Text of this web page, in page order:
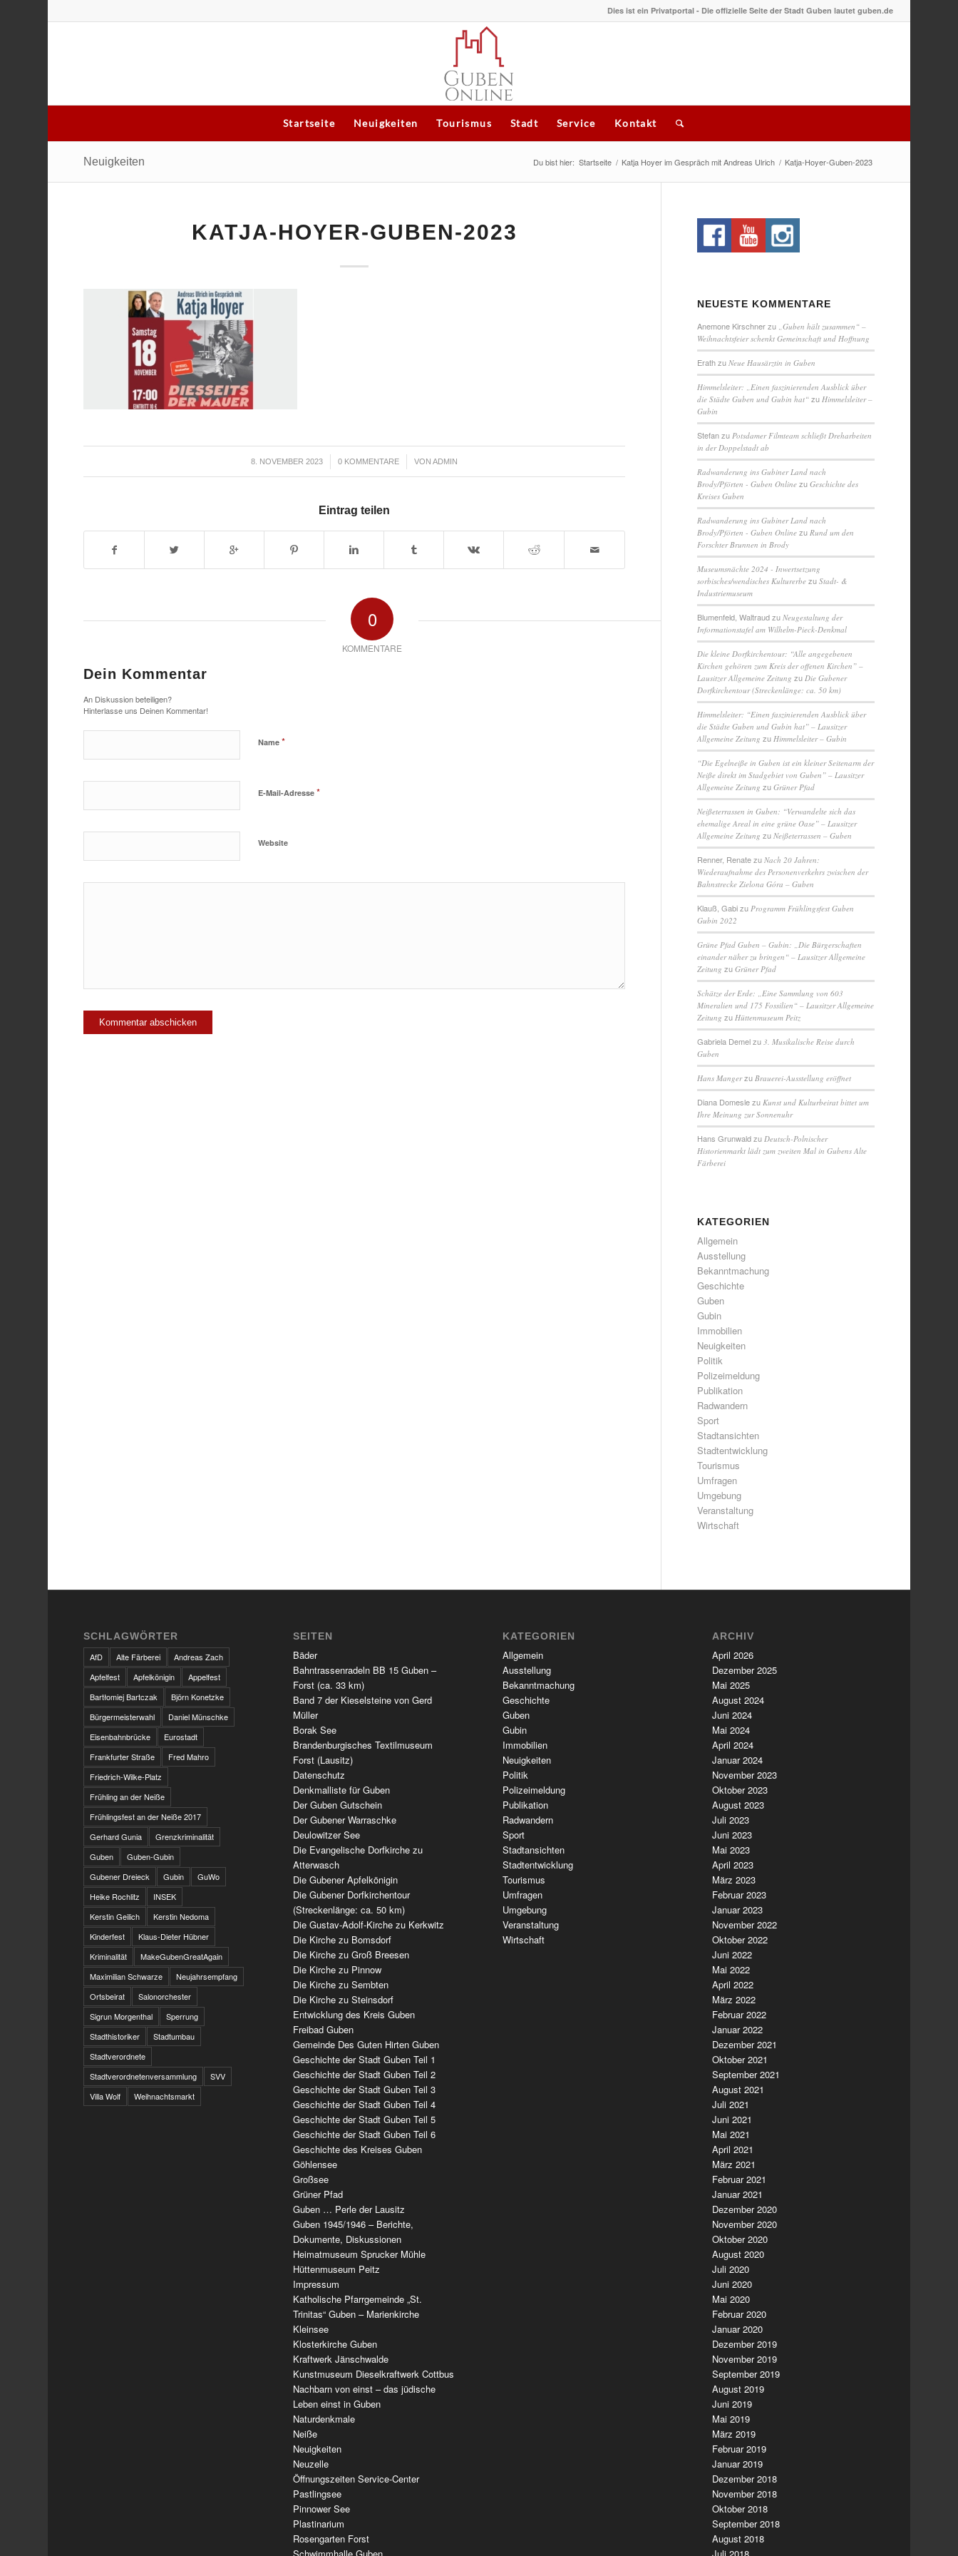
Dies ist ein Privatportal - Die offizielle Seite der Stadt Guben lautet guben.de
Startseite Neuigkeiten Tourismus Stadt Service Kontakt
Neuigkeiten Du bist hier: Startseite / Katja Hoyer im Gespräch mit Andreas Ulrich / Katja-Hoyer-Guben-2023
KATJA-HOYER-GUBEN-2023
8. NOVEMBER 2023
/ 0 KOMMENTARE
/ VONADMIN
Eintrag teilen
0
KOMMENTARE
Dein Kommentar
An Diskussion beteiligen?
Hinterlasse uns Deinen Kommentar!
Name*
E-Mail-Adresse*
Website
NEUESTE KOMMENTARE
Anemone Kirschnerzu „Guben hält zusammen“ –
Weihnachtsfeier schenkt Gemeinschaft und Hoffnung
ErathzuNeue Hausärztin in Guben
Himmelsleiter: „Einen faszinierenden Ausblick über
die Städte Guben und Gubin hat“ zu Himmelsleiter –
Gubin
Stefanzu Potsdamer Filmteam schließt Dreharbeiten
in der Doppelstadt ab
Radwanderung ins Gubiner Land nach
Brody/Pförten - Guben Online zuGeschichte des
Kreises Guben
Radwanderung ins Gubiner Land nach
Brody/Pförten - Guben Online zu Rund um den
Forschter Brunnen in Brody
Museumsnächte 2024 - Inwertsetzung
sorbisches/wendisches Kulturerbe zuStadt- &
Industriemuseum
Blumenfeld, WaltraudzuNeugestaltung der
Informationstafel am Wilhelm-Pieck-Denkmal
Die kleine Dorfkirchentour: “Alle angegebenen
Kirchen gehören zum Kreis der offenen Kirchen” –
Lausitzer Allgemeine Zeitung zu Die Gubener
Dorfkirchentour (Streckenlänge: ca. 50 km)
Himmelsleiter: “Einen faszinierenden Ausblick über
die Städte Guben und Gubin hat” – Lausitzer
Allgemeine Zeitung zu Himmelsleiter – Gubin
“Die Egelneiße in Guben ist ein kleiner Seitenarm der
Neiße direkt im Stadgebiet von Guben” – Lausitzer
Allgemeine Zeitung zuGrüner Pfad
Neißeterrassen in Guben: “Verwandelte sich das
ehemalige Areal in eine grüne Oase” – Lausitzer
Allgemeine Zeitung zuNeißeterrassen – Guben
Renner, RenatezuNach 20 Jahren:
Wiederaufnahme des Personenverkehrs zwischen der
Bahnstrecke Zielona Góra – Guben
Klauß, Gabizu Programm Frühlingsfest Guben
Gubin 2022
Grüne Pfad Guben – Gubin: „Die Bürgerschaften
einander näher zu bringen“ – Lausitzer Allgemeine
Zeitung zuGrüner Pfad
Schätze der Erde: „Eine Sammlung von 603
Mineralien und 175 Fossilien“ – Lausitzer Allgemeine
Zeitung zu Hüttenmuseum Peitz
Gabriela Demelzu 3. Musikalische Reise durch
Guben
Hans Mangerzu Brauerei-Ausstellung eröffnet
Diana Domeslezu Kunst und Kulturbeirat bittet um
Ihre Meinung zur Sonnenuhr
Hans Grunwaldzu Deutsch-Polnischer
Historienmarkt lädt zum zweiten Mal in Gubens Alte
Färberei
KATEGORIEN
Allgemein
Ausstellung
Bekanntmachung
Geschichte
Guben
Gubin
Immobilien
Neuigkeiten
Politik
Polizeimeldung
Publikation
Radwandern
Sport
Stadtansichten
Stadtentwicklung
Tourismus
Umfragen
Umgebung
Veranstaltung
Wirtschaft
SCHLAGWÖRTER
AfD
Alte Färberei
Andreas Zach
Apfelfest
Apfelkönigin
Appelfest
Bartłomiej Bartczak
Björn Konetzke
Bürgermeisterwahl
Daniel Münschke
Eisenbahnbrücke
Eurostadt
Frankfurter Straße
Fred Mahro
Friedrich-Wilke-Platz
Frühling an der Neiße
Frühlingsfest an der Neiße 2017
Gerhard Gunia
Grenzkriminalität
Guben
Guben-Gubin
Gubener Dreieck
Gubin
GuWo
Heike Rochlitz
INSEK
Kerstin Geilich
Kerstin Nedoma
Kinderfest
Klaus-Dieter Hübner
Kriminalität
MakeGubenGreatAgain
Maximilian Schwarze
Neujahrsempfang
Ortsbeirat
Salonorchester
Sigrun Morgenthal
Sperrung
Stadthistoriker
Stadtumbau
Stadtverordnete
Stadtverordnetenversammlung
SVV
Villa Wolf
Weihnachtsmarkt
SEITEN
Bäder
Bahntrassenradeln BB 15 Guben –
Forst (ca. 33 km)
Band 7 der Kieselsteine von Gerd
Müller
Borak See
Brandenburgisches Textilmuseum
Forst (Lausitz)
Datenschutz
Denkmalliste für Guben
Der Guben Gutschein
Der Gubener Warraschke
Deulowitzer See
Die Evangelische Dorfkirche zu
Atterwasch
Die Gubener Apfelkönigin
Die Gubener Dorfkirchentour
(Streckenlänge: ca. 50 km)
Die Gustav-Adolf-Kirche zu Kerkwitz
Die Kirche zu Bomsdorf
Die Kirche zu Groß Breesen
Die Kirche zu Pinnow
Die Kirche zu Sembten
Die Kirche zu Steinsdorf
Entwicklung des Kreis Guben
Freibad Guben
Gemeinde Des Guten Hirten Guben
Geschichte der Stadt Guben Teil 1
Geschichte der Stadt Guben Teil 2
Geschichte der Stadt Guben Teil 3
Geschichte der Stadt Guben Teil 4
Geschichte der Stadt Guben Teil 5
Geschichte der Stadt Guben Teil 6
Geschichte des Kreises Guben
Göhlensee
Großsee
Grüner Pfad
Guben … Perle der Lausitz
Guben 1945/1946 – Berichte,
Dokumente, Diskussionen
Heimatmuseum Sprucker Mühle
Hüttenmuseum Peitz
Impressum
Katholische Pfarrgemeinde „St.
Trinitas“ Guben – Marienkirche
Kleinsee
Klosterkirche Guben
Kraftwerk Jänschwalde
Kunstmuseum Dieselkraftwerk Cottbus
Nachbarn von einst – das jüdische
Leben einst in Guben
Naturdenkmale
Neiße
Neuigkeiten
Neuzelle
Öffnungszeiten Service-Center
Pastlingsee
Pinnower See
Plastinarium
Rosengarten Forst
KATEGORIEN
Allgemein
Ausstellung
Bekanntmachung
Geschichte
Guben
Gubin
Immobilien
Neuigkeiten
Politik
Polizeimeldung
Publikation
Radwandern
Sport
Stadtansichten
Stadtentwicklung
Tourismus
Umfragen
Umgebung
Veranstaltung
Wirtschaft
ARCHIV
April 2026
Dezember 2025
Mai 2025
August 2024
Juni 2024
Mai 2024
April 2024
Januar 2024
November 2023
Oktober 2023
August 2023
Juli 2023
Juni 2023
Mai 2023
April 2023
März 2023
Februar 2023
Januar 2023
November 2022
Oktober 2022
Juni 2022
Mai 2022
April 2022
März 2022
Februar 2022
Januar 2022
Dezember 2021
Oktober 2021
September 2021
August 2021
Juli 2021
Juni 2021
Mai 2021
April 2021
März 2021
Februar 2021
Januar 2021
Dezember 2020
November 2020
Oktober 2020
August 2020
Juli 2020
Juni 2020
Mai 2020
Februar 2020
Januar 2020
Dezember 2019
November 2019
September 2019
August 2019
Juni 2019
Mai 2019
März 2019
Februar 2019
Januar 2019
Dezember 2018
November 2018
Oktober 2018
September 2018
August 2018